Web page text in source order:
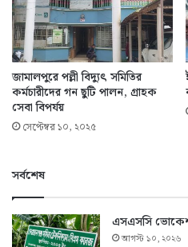
জামালপুরে পল্লী বিদ্যুৎ সমিতির
কর্মচারীদের গন ছুটি পালন, গ্রাহক
সেবা বিপর্যয়
সেপ্টেম্বর ১০, ২০২৫
সর্বশেষ
এসএসসি
আগস্ট ১০, ২০২৬